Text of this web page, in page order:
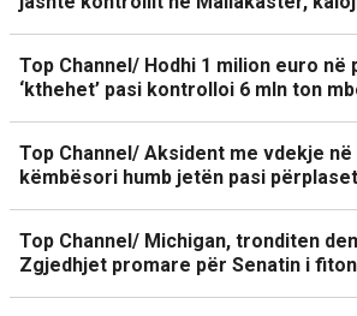
Top Channel/ Hodhi 1 milion euro në
‘kthehet’ pasi kontrolloi 6 mln ton
Top Channel/ Aksident me vdekje
këmbësori humb jetën pasi
Top Channel/ Michigan, tronditen
Zgjedhjet promare për Senatin i fiton